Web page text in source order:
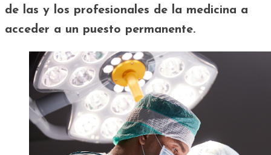
de las y los profesionales de la medicina a
acceder a un puesto permanente.